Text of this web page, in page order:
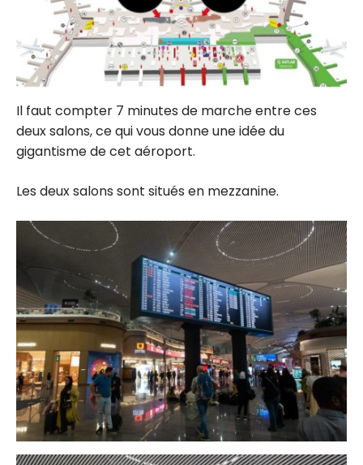
Il faut compter 7 minutes de marche entre ces
deux salons, ce qui vous donne une idée du
gigantisme de cet aéroport.
Les deux salons sont situés en mezzanine.